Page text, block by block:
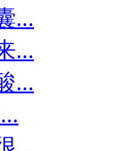
...
...
...